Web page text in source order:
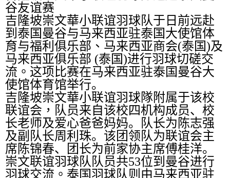
谷友谊赛
吉隆坡崇文華小联谊羽球队于日前远赴
到泰国曼谷与马来西亚驻泰国大使馆体
育与福利俱乐部、马来西亚商会(泰国)及
马来西亚俱乐部 (泰国)进行羽球切磋交
流。 这项比赛在马来西亚驻泰国曼谷大
使馆体育馆举行。
吉隆坡崇文華小联谊羽球隊附属于该校
联谊会 ， 队员来自该校四机构成员、校
长老师及爱心爸爸妈妈。队长为陈志强
及副队长周利珠。该团领队为联谊会主
席陈锦春、团长为前家协主席傅桂洋。
崇文联谊羽球队队员共53位到曼谷进行
羽球交流。 泰国羽球队则由马来西亚驻